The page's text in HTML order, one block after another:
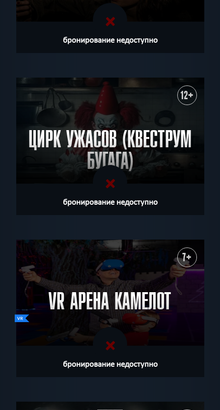
бронирование недоступно
12+
ЦИРК УЖАСОВ (КВЕСТРУМ
БУГАГА)
бронирование недоступно
7+
VR АРЕНА КАМЕЛОТ
бронирование недоступно